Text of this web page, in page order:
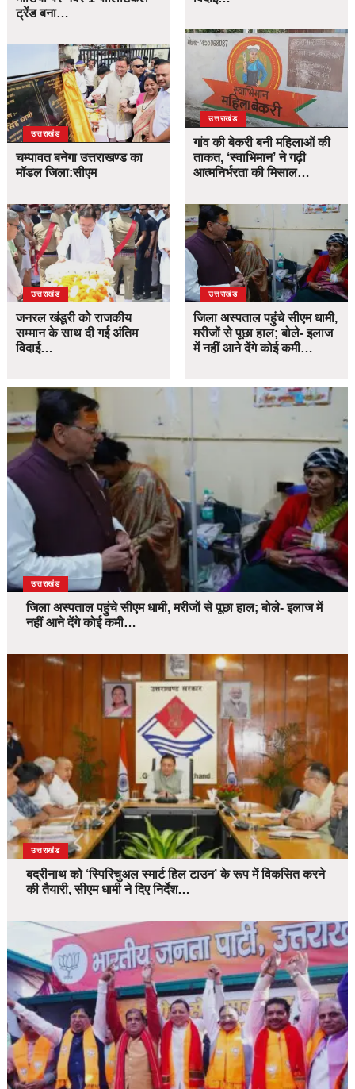
ट्रेंड बना…
उत्तराखंड
चम्पावत बनेगा उत्तराखण्ड का
मॉडल जिला:सीएम
उत्तराखंड
जनरल खंडूरी को राजकीय
सम्मान के साथ दी गई अंतिम
विदाई…
उत्तराखंड
गांव की बेकरी बनी महिलाओं की
ताकत, ‘स्वाभिमान’ ने गढ़ी
आत्मनिर्भरता की मिसाल…
उत्तराखंड
जिला अस्पताल पहुंचे सीएम धामी,
मरीजों से पूछा हाल; बोले- इलाज
में नहीं आने देंगे कोई कमी…
उत्तराखंड
जिला अस्पताल पहुंचे सीएम धामी, मरीजों से पूछा हाल; बोले- इलाज में
नहीं आने देंगे कोई कमी…
उत्तराखंड
बद्रीनाथ को ‘स्पिरिचुअल स्मार्ट हिल टाउन’ के रूप में विकसित करने
की तैयारी, सीएम धामी ने दिए निर्देश…